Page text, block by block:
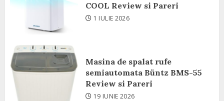
COOL Review si Pareri
1 IULIE 2026
Masina de spalat rufe
semiautomata Büntz BMS-55
Review si Pareri
19 IUNIE 2026